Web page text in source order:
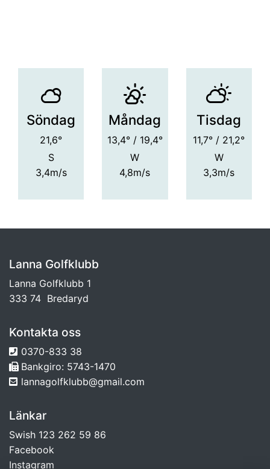
Söndag
21,6°
S
3,4m/s
Måndag
13,4° / 19,4°
W
4,8m/s
Tisdag
11,7° / 21,2°
W
3,3m/s
Lanna Golfklubb
Lanna Golfklubb 1
333 74 Bredaryd
Kontakta oss
0370-833 38
Bankgiro: 5743-1470
lannagolfklubb@gmail.com
Länkar
Swish 123 262 59 86
Facebook
Instagram